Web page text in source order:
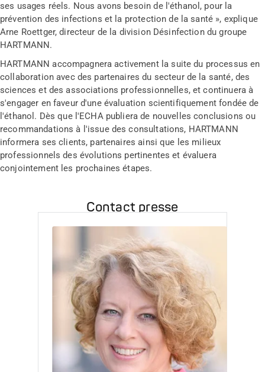
ses usages réels. Nous avons besoin de l'éthanol, pour la
prévention des infections et la protection de la santé », explique
Arne Roettger, directeur de la division Désinfection du groupe
HARTMANN.
HARTMANN accompagnera activement la suite du processus en
collaboration avec des partenaires du secteur de la santé, des
sciences et des associations professionnelles, et continuera à
s'engager en faveur d'une évaluation scientifiquement fondée de
l'éthanol. Dès que l'ECHA publiera de nouvelles conclusions ou
recommandations à l'issue des consultations, HARTMANN
informera ses clients, partenaires ainsi que les milieux
professionnels des évolutions pertinentes et évaluera
conjointement les prochaines étapes.
Contact presse